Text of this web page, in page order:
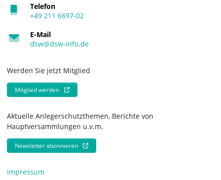
Telefon
+49 211 6697-02
E-Mail
dsw@dsw-info.de
Werden Sie jetzt Mitglied
Mitglied werden
Aktuelle Anlegerschutzthemen, Berichte von
Hauptversammlungen u.v.m.
Newsletter abonnieren
Impressum